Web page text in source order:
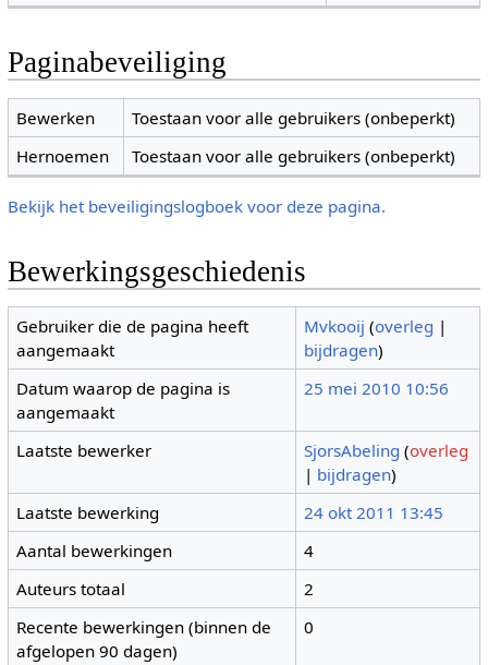
Paginabeveiliging
Bewerken
Toestaan voor alle gebruikers (onbeperkt)
Hernoemen
Toestaan voor alle gebruikers (onbeperkt)
Bekijk het beveiligingslogboek voor deze pagina.
Bewerkingsgeschiedenis
Gebruiker die de pagina heeft
aangemaakt
Mvkooij (overleg |
bijdragen)
Datum waarop de pagina is
aangemaakt
25 mei 2010 10:56
Laatste bewerker SjorsAbeling (overleg
| bijdragen)
Laatste bewerking
24 okt 2011 13:45
Aantal bewerkingen
4
Auteurs totaal
2
Recente bewerkingen (binnen de
afgelopen 90 dagen)
0